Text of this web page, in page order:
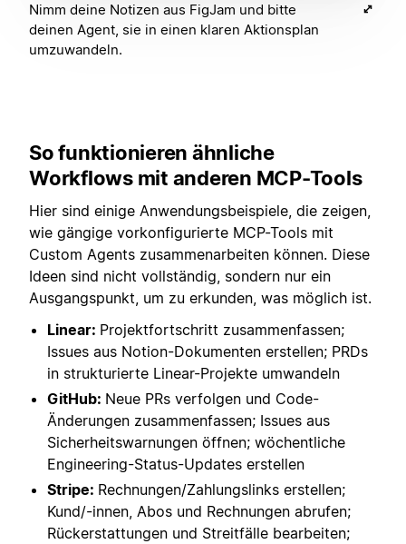
Nimm deine Notizen aus FigJam und bitte
deinen Agent, sie in einen klaren Aktionsplan
umzuwandeln.
So funktionieren ähnliche
Workflows mit anderen MCP-Tools
Hier sind einige Anwendungsbeispiele, die zeigen,
wie gängige vorkonfigurierte MCP-Tools mit
Custom Agents zusammenarbeiten können. Diese
Ideen sind nicht vollständig, sondern nur ein
Ausgangspunkt, um zu erkunden, was möglich ist.
Linear: Projektfortschritt zusammenfassen;
Issues aus Notion-Dokumenten erstellen; PRDs
in strukturierte Linear-Projekte umwandeln
GitHub: Neue PRs verfolgen und Code-
Änderungen zusammenfassen; Issues aus
Sicherheitswarnungen öffnen; wöchentliche
Engineering-Status-Updates erstellen
Stripe: Rechnungen/Zahlungslinks erstellen;
Kund/-innen, Abos und Rechnungen abrufen;
Rückerstattungen und Streitfälle bearbeiten;